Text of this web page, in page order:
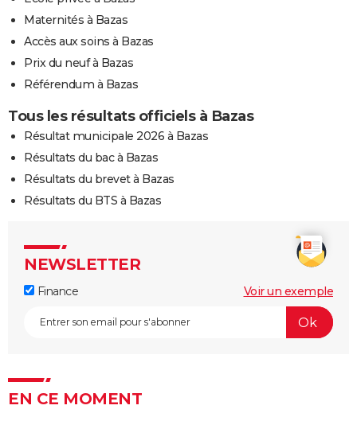
Maternités à Bazas
Accès aux soins à Bazas
Prix du neuf à Bazas
Référendum à Bazas
Tous les résultats officiels à Bazas
Résultat municipale 2026 à Bazas
Résultats du bac à Bazas
Résultats du brevet à Bazas
Résultats du BTS à Bazas
NEWSLETTER
Finance Voir un exemple
EN CE MOMENT